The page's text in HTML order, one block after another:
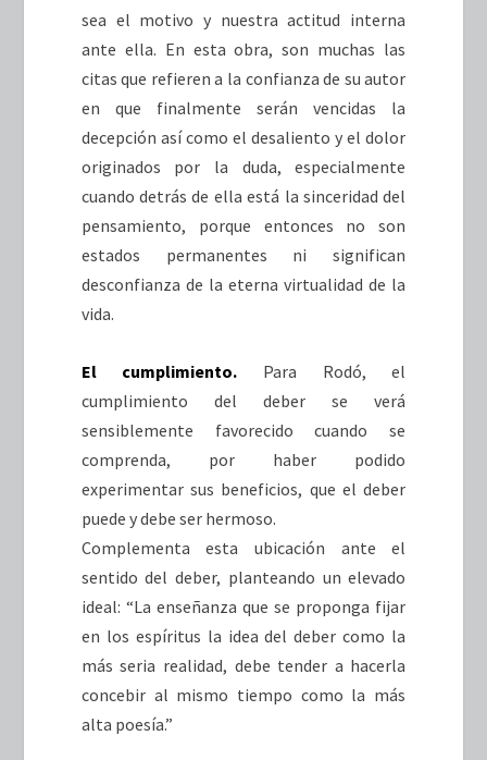
sea el motivo y nuestra actitud interna
ante ella. En esta obra, son muchas las
citas que refieren a la confianza de su autor
en que finalmente serán vencidas la
decepción así como el desaliento y el dolor
originados por la duda, especialmente
cuando detrás de ella está la sinceridad del
pensamiento, porque entonces no son
estados permanentes ni significan
desconfianza de la eterna virtualidad de la
vida.
El cumplimiento. Para Rodó, el
cumplimiento del deber se verá
sensiblemente favorecido cuando se
comprenda, por haber podido
experimentar sus beneficios, que el deber
puede y debe ser hermoso.
Complementa esta ubicación ante el
sentido del deber, planteando un elevado
ideal: “La enseñanza que se proponga fijar
en los espíritus la idea del deber como la
más seria realidad, debe tender a hacerla
concebir al mismo tiempo como la más
alta poesía.”